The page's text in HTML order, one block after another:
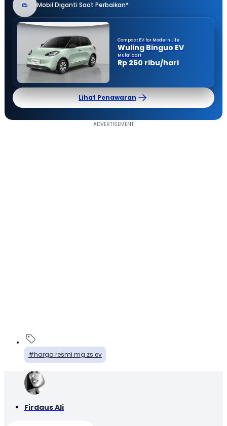
Mobil Diganti Saat Perbaikan*
Compact EV for Modern Life
Wuling Binguo EV
Mulai dari
Rp 260 ribu/hari
Lihat Penawaran
harga resmi mg zs ev
Firdaus Ali